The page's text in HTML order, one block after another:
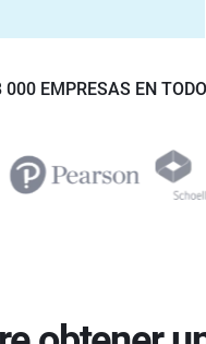
EMPRESAS EN